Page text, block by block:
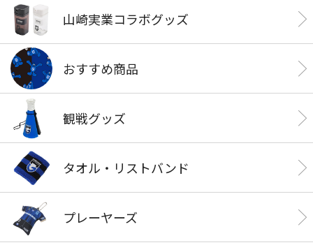
山崎実業コラボグッズ
おすすめ商品
観戦グッズ
タオル・リストバンド
プレーヤーズ